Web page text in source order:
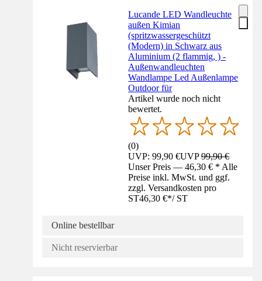
Lucande LED Wandleuchte
außen Kimian
(spritzwassergeschützt
(Modern) in Schwarz aus
Aluminium (2 flammig, ) -
Außenwandleuchten
Wandlampe Led Außenlampe
Outdoor für
Artikel wurde noch nicht
bewertet.
(0)
UVP: 99,90 €UVP99,90 €
Unser Preis — 46,30 € * Alle
Preise inkl. MwSt. und ggf.
zzgl. Versandkosten pro
ST46,30 €*/ ST
Online bestellbar
Nicht reservierbar